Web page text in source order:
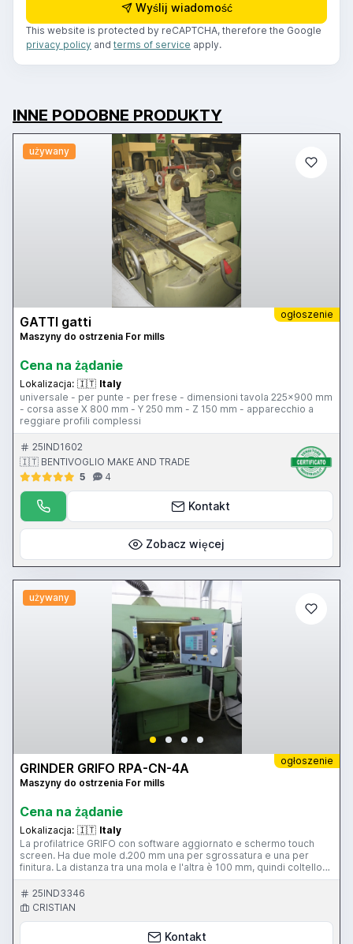
Wyślij wiadomość
This website is protected by reCAPTCHA, therefore the Google
privacy policy and terms of service apply.
INNE PODOBNE PRODUKTY
używany
ogłoszenie
GATTI gatti
Maszyny do ostrzenia For mills
Cena na żądanie
Lokalizacja: 🇮🇹 Italy
universale - per punte - per frese - dimensioni tavola 225x900 mm
- corsa asse X 800 mm - Y 250 mm - Z 150 mm - apparecchio a
reggiare profili complessi
25IND1602
🇮🇹 BENTIVOGLIO MAKE AND TRADE
5
4
Kontakt
Zobacz więcej
używany
ogłoszenie
GRINDER GRIFO RPA-CN-4A
Maszyny do ostrzenia For mills
Cena na żądanie
Lokalizacja: 🇮🇹 Italy
La profilatrice GRIFO con software aggiornato e schermo touch
screen. Ha due mole d.200 mm una per sgrossatura e una per
finitura. La distanza tra una mola e l'altra è 100 mm, quindi coltello
larghezza massima profilabile con due mole montate è 90 mm.
Con una sola mola montata coltello larghezza max profilabile è 350
mm con guide ottiche sugli assi. d.max profilabile/affilabile 305 mm.
Si può affilare, profilare e costruire coltelli sagomati in hm e in hss.
Inoltre si possono affilare, profilare e costruire frese saldobrasate.
Ha 4 assi controllati x,y orientamento angolo mola w, asse C il
25IND3346
CRISTIAN
Kontakt